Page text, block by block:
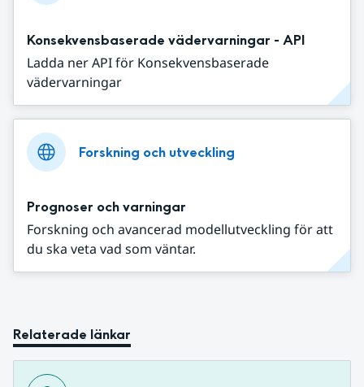
Konsekvensbaserade vädervarningar - API
Ladda ner API för Konsekvensbaserade
vädervarningar
Forskning och utveckling
Prognoser och varningar
Forskning och avancerad modellutveckling för att
du ska veta vad som väntar.
Relaterade länkar